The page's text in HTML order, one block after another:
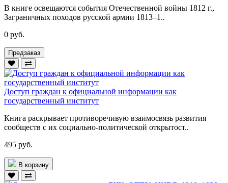
В книге освещаются события Отечественной войны 1812 г.,
Заграничных походов русской армии 1813–1..
0 руб.
Предзаказ
Доступ граждан к официальной информации как
государственный институт
Книга раскрывает противоречивую взаимосвязь развития
сообществ с их социально-политической открытост..
495 руб.
В корзину